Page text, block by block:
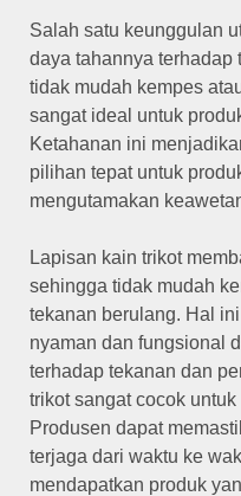
Salah satu keunggulan
daya tahannya terhadap
tidak mudah kempes
sangat ideal untuk
Ketahanan ini
pilihan tepat untuk
mengutamakan
Lapisan kain trikot
sehingga tidak mudah
tekanan berulang. Hal
nyaman dan fungsional
terhadap tekanan dan
trikot sangat cocok
Produsen dapat
terjaga dari waktu ke
mendapatkan produk